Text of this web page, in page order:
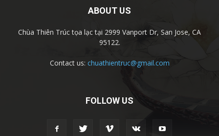
ABOUT US
Chùa Thiên Trúc tọa lạc tại 2999 Vanport Dr, San Jose, CA
95122.
Contact us: chuathientruc@gmail.com
FOLLOW US